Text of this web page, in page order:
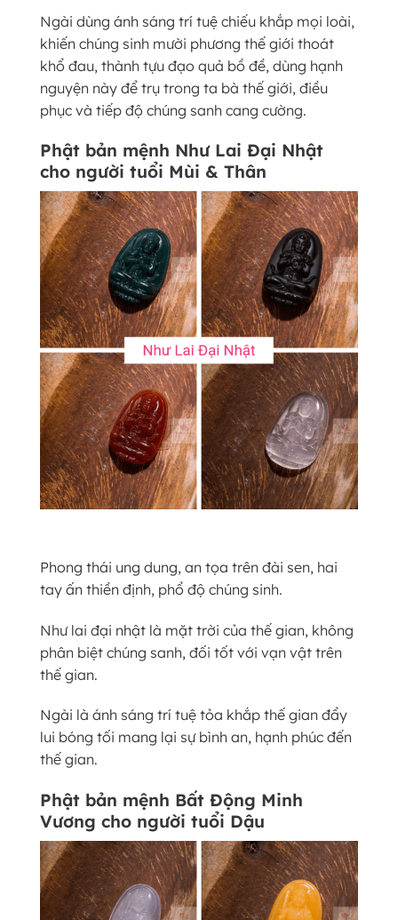
Ngài dùng ánh sáng trí tuệ chiếu khắp mọi loài,
khiến chúng sinh mười phương thế giới thoát
khổ đau, thành tựu đạo quả bồ đề, dùng hạnh
nguyện này để trụ trong ta bà thế giới, điều
phục và tiếp độ chúng sanh cang cường.
Phật bản mệnh Như Lai Đại Nhật
cho người tuổi Mùi & Thân
Phong thái ung dung, an tọa trên đài sen, hai
tay ấn thiền định, phổ độ chúng sinh.
Như lai đại nhật là mặt trời của thế gian, không
phân biệt chúng sanh, đối tốt với vạn vật trên
thế gian.
Ngài là ánh sáng trí tuệ tỏa khắp thế gian đẩy
lui bóng tối mang lại sự bình an, hạnh phúc đến
thế gian.
Phật bản mệnh Bất Động Minh
Vương cho người tuổi Dậu